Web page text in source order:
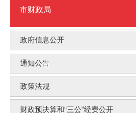
市财政局
政府信息公开
通知公告
政策法规
财政预决算和“三公”经费公开